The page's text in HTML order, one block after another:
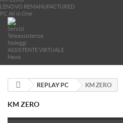
LENOVO REMANUFACTURED
PC All in One
Servizi
Teleassistenza
Noleggi
ASSISTENTE VIRTUALE
News
REPLAY PC KM ZERO
KM ZERO